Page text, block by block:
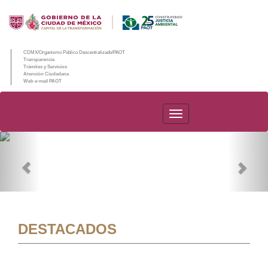
CDMX/Organismo Público Descentralizado/PAOT
Transparencia
Trámites y Servicios
Atención Ciudadana
Web e-mail PAOT
PAOT
DESTACADOS